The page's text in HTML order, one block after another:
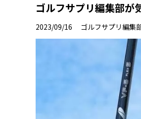
ゴルフサプリ編集部が
2023/09/16 ゴルフサプリ編集